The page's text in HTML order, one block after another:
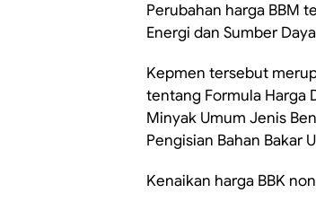
Perubahan harga BBM
Energi dan Sumber
Kepmen tersebut
tentang Formula Harga
Minyak Umum Jenis
Pengisian Bahan Bakar
Kenaikan harga BBK